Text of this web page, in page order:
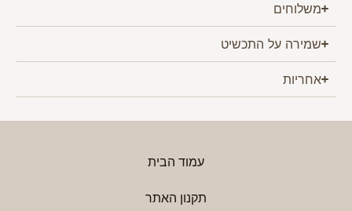
משלוחים
שמירה על התכשיט
אחריות
עמוד הבית
תקנון האתר